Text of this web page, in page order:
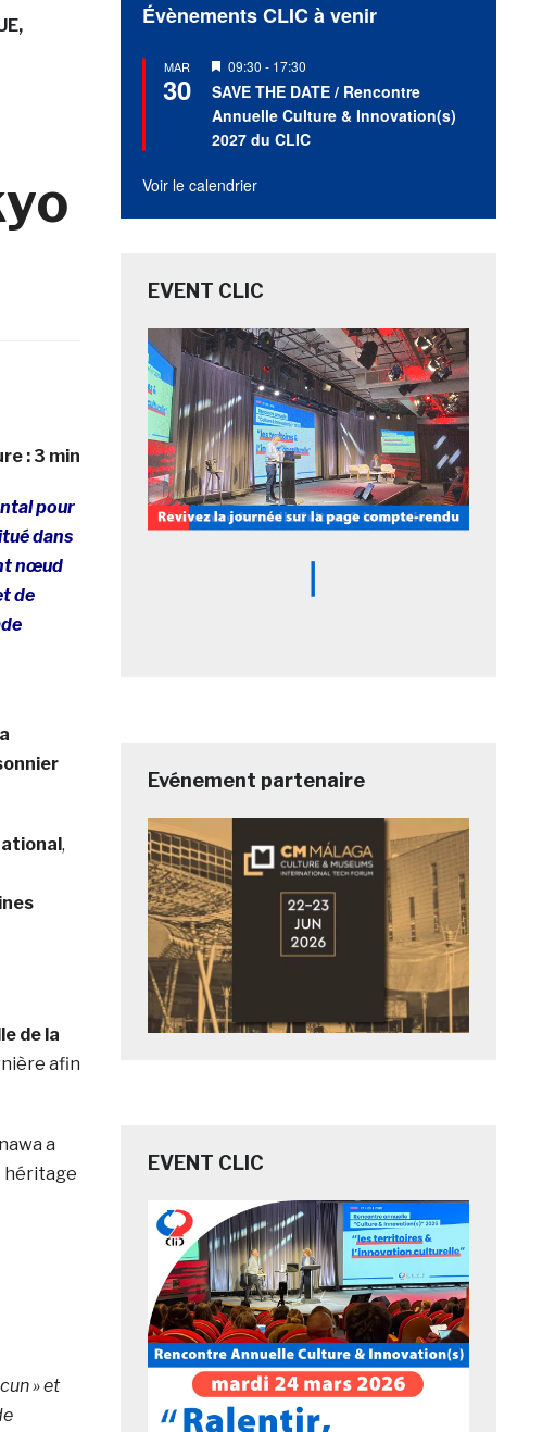
: 3 min
pour
dans
nœud
de
,
de la
afin
a
héritage
» et
Évènements CLIC à venir
MAR
30
Mis
en
avant
09:30 - 17:30
SAVE THE DATE / Rencontre
Annuelle Culture & Innovation(s)
2027 du CLIC
Voir le calendrier
EVENT CLIC
Evénement partenaire
EVENT CLIC